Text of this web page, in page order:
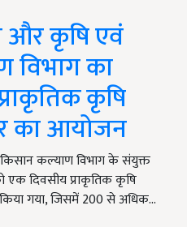
और कृषि एवं
विभाग का
कृषि
का आयोजन
कल्याण विभाग के संयुक्त
एक दिवसीय प्राकृतिक कृषि
गया, जिसमें 200 से अधिक…